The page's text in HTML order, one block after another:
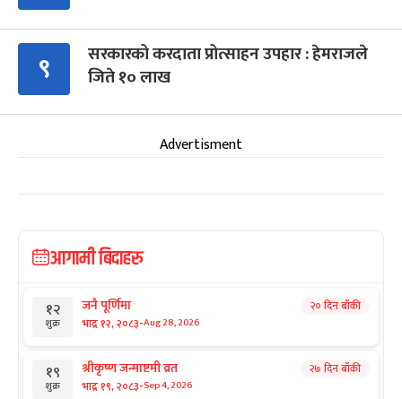
९
सरकारको करदाता प्रोत्साहन उपहार : हेमराजले
जिते १० लाख
Advertisment
आगामी बिदाहरु
१२
शुक्र
जनै पूर्णिमा
भाद्र १२, २०८३-Aug 28, 2026
२० दिन बाँकी
१९
शुक्र
श्रीकृष्ण जन्माष्टमी व्रत
भाद्र १९, २०८३-Sep 4, 2026
२७ दिन बाँकी